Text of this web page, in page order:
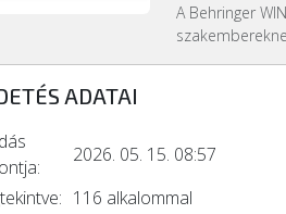
A Behringer
ADATAI
2026. 05. 15. 08:57
116 alkalommal